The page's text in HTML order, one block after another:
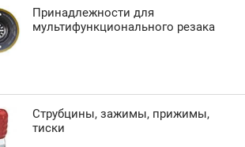
Принадлежности для
мультифункционального резака
Струбцины, зажимы, прижимы,
тиски